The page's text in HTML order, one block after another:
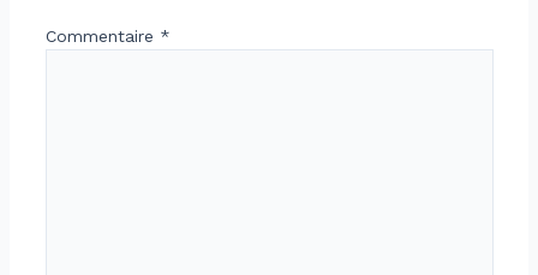
Commentaire *